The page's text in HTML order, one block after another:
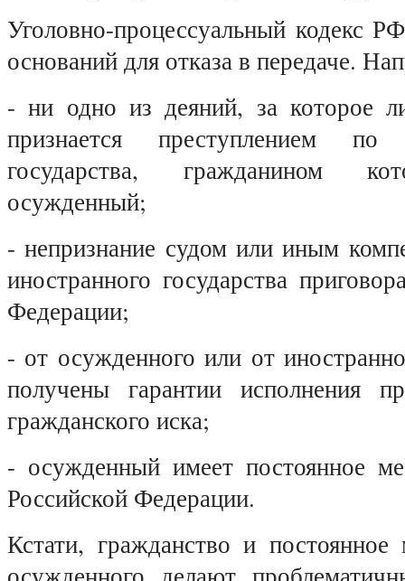
Уголовно-процессуальный кодекс
оснований для отказа в передаче.
- ни одно из деяний, за которое
признается преступлением по
государства, гражданином
осужденный;
- непризнание судом или иным
иностранного государства
Федерации;
- от осужденного или от
получены гарантии исполнения
гражданского иска;
- осужденный имеет постоянное
Российской Федерации.
Кстати, гражданство и постоянное